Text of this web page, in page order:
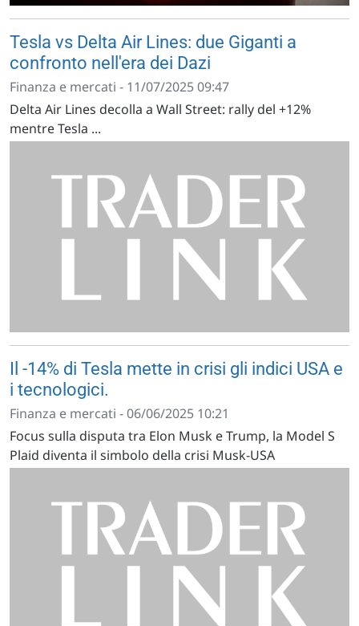
Tesla vs Delta Air Lines: due Giganti a
confronto nell'era dei Dazi
Finanza e mercati - 11/07/2025 09:47
Delta Air Lines decolla a Wall Street: rally del +12%
mentre Tesla ...
Il -14% di Tesla mette in crisi gli indici USA e
i tecnologici.
Finanza e mercati - 06/06/2025 10:21
Focus sulla disputa tra Elon Musk e Trump, la Model S
Plaid diventa il simbolo della crisi Musk-USA